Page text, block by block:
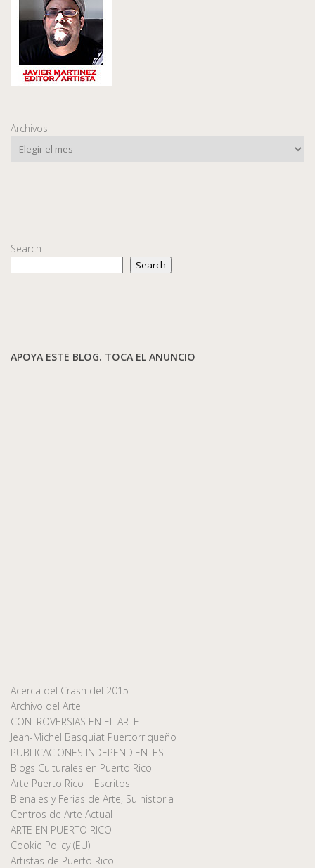
Archivos
Search
Search
APOYA ESTE BLOG. TOCA EL ANUNCIO
Acerca del Crash del 2015
Archivo del Arte
CONTROVERSIAS EN EL ARTE
Jean-Michel Basquiat Puertorriqueño
PUBLICACIONES INDEPENDIENTES
Blogs Culturales en Puerto Rico
Arte Puerto Rico | Escritos
Bienales y Ferias de Arte, Su historia
Centros de Arte Actual
ARTE EN PUERTO RICO
Cookie Policy (EU)
Artistas de Puerto Rico